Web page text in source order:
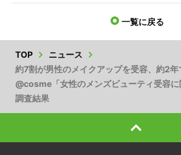
一覧に戻る
TOP
ニュース
約7割が男性のメイクアップを受容、約2
@cosme「女性のメンズビューティ受容に
調査結果